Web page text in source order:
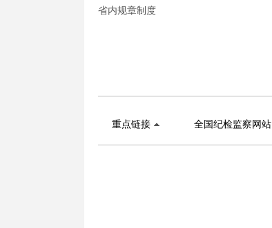
省内规章制度
重点链接 全国纪检监察网站